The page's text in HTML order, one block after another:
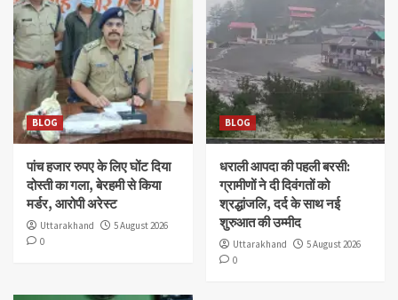
BLOG
पांच हजार रुपए के लिए घोंट दिया
दोस्ती का गला, बेरहमी से किया
मर्डर, आरोपी अरेस्ट
Uttarakhand
5 August 2026
0
BLOG
धराली आपदा की पहली बरसी:
ग्रामीणों ने दी दिवंगतों को
श्रद्धांजलि, दर्द के साथ नई
शुरुआत की उम्मीद
Uttarakhand
5 August 2026
0